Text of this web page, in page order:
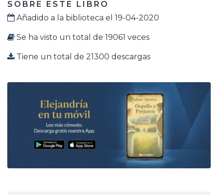
SOBRE ESTE LIBRO
Añadido a la biblioteca el 19-04-2020
Se ha visto un total de 19061 veces
Tiene un total de 21300 descargas